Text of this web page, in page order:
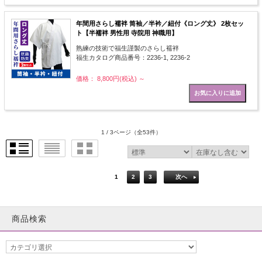
年間用さらし襦袢 筒袖／半衿／紐付《ロング丈》 2枚セッ
ト【半襦袢 男性用 寺院用 神職用】
熟練の技術で福生謹製のさらし襦袢
福生カタログ商品番号：2236-1, 2236-2
価格： 8,800円(税込) ～
1 / 3ページ （全53件）
1 2 3 次へ
商品検索